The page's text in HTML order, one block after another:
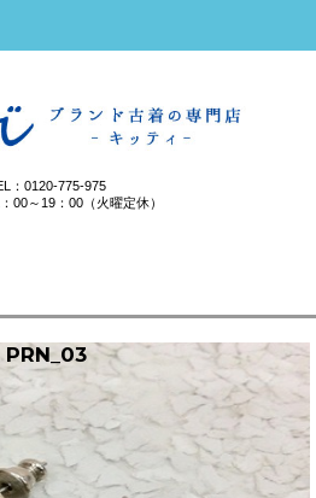
：0120-775-975
00～19：00（火曜定休）
PRN_03